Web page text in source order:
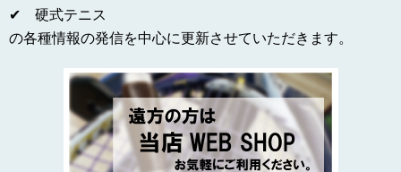
✔ 硬式テニス
の各種情報の発信を中心に更新させていただきます。